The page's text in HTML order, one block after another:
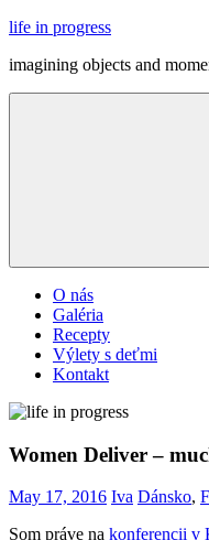
Skip
content
life in progress
imagining objects and
O nás
Galéria
Recepty
Výlety s deťmi
Kontakt
Women Deliver –
May 17, 2016 Iva Dánsko,
Som práve na konferencii v